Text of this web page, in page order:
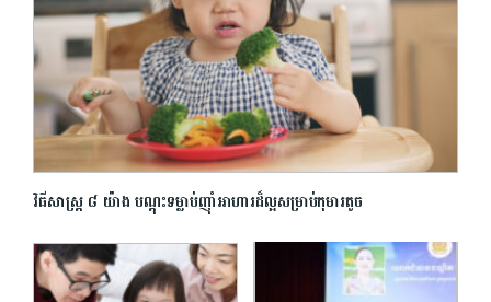
វិធីសាស្ត្រ​ ​៨​ ​យ៉ាង​ ​បណ្តុះ​ទម្លាប់​ញ៉ាំ​អាហារ​ដ៏​ល្អ​សម្រាប់​កុមារ​តូច​